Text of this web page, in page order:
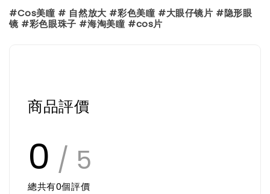
#Cos美瞳 # 自然放大 #彩色美瞳 #大眼仔镜片 #隐形眼
镜 #彩色眼珠子 #海淘美瞳 #cos片
商品評價
0 / 5
總共有0個評價